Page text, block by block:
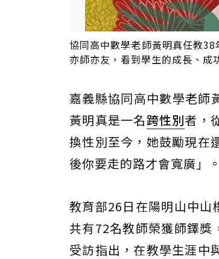
協同高中數學老師黃明真任教
亦師亦友，看到學生的成長、成
嘉義縣協同高中數學老師
黃明真是一名跨性別者，
換性別至今，她鼓勵現在
後你要走的路才會寬廣」。
教育部26日在陽明山中山
共有72名教師榮獲師鐸獎
受訪指出，在教學生涯中